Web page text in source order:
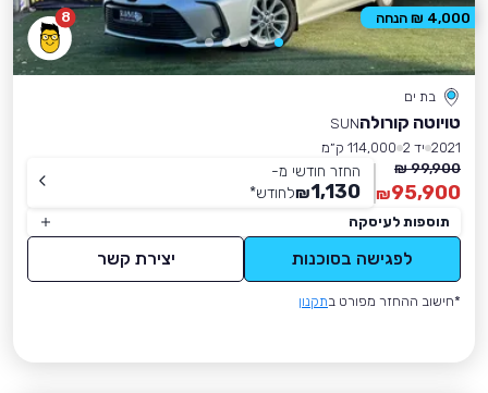
8
בת ים
טויוטה קורולהSUN
2021 יד 2
114,000 ק״מ
99,900 ₪
95,900
₪
החזר חודשי מ-
1,130
₪לחודש*
תוספות לעיסקה
לפגישה בסוכנות יצירת קשר
*חישוב ההחזר מפורט בתקנון
4,000 ₪ הנחה